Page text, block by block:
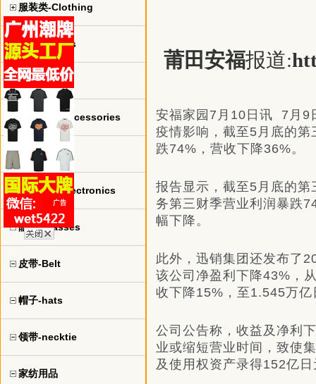
服装类-Clothing
球衣-jerseys
手表-watch
珠宝饰品-Accessories
包包-bags
电子产品-Electronics
眼镜-Glasses
皮带-Belt
帽子-hats
领带-necktie
家纺用品
莆田安福报道:
安福家园7月10日讯 7月9
疫情影响，截至5月底的
跌74%，营收下降36%。
报告显示，截至5月底的
务第三财季营业利润暴跌
幅下降。
此外，迅销集团还发布了
该公司净盈利下降43%，
收下降15%，至1.545万亿
公司公告称，收益及净利
业或缩短营业时间，致使
及使用权资产录得152亿